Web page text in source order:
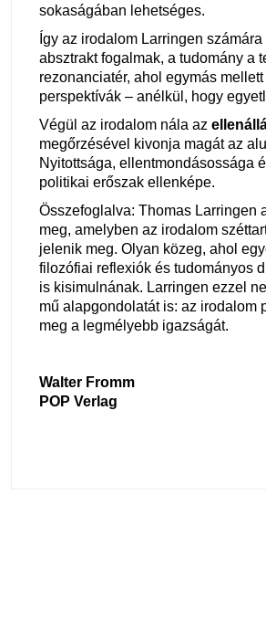
sokaságában lehetséges.
Így az irodalom Larringen számára
absztrakt fogalmak, a tudomány a
rezonanciatér, ahol egymás
perspektívák – anélkül, hogy
Végül az irodalom nála az
megőrzésével kivonja magát az
Nyitottsága, ellentmondásossága
politikai erőszak ellenképe.
Összefoglalva: Thomas Larringen
meg, amelyben az irodalom
jelenik meg. Olyan közeg, ahol
filozófiai reflexiók és tudományos
is kisimulnának. Larringen ezzel
mű alapgondolatát is: az irodalom
meg a legmélyebb igazságát.
Walter Fromm
POP Verlag